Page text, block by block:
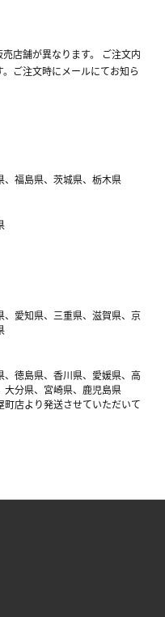
店舗が異なります。 ご注文内
ご注文時にメールにてお知ら
、福島県、茨城県、栃木県
愛知県、三重県、滋賀県、京
徳島県、香川県、愛媛県、高
大分県、宮崎県、鹿児島県
店より発送させていただいて